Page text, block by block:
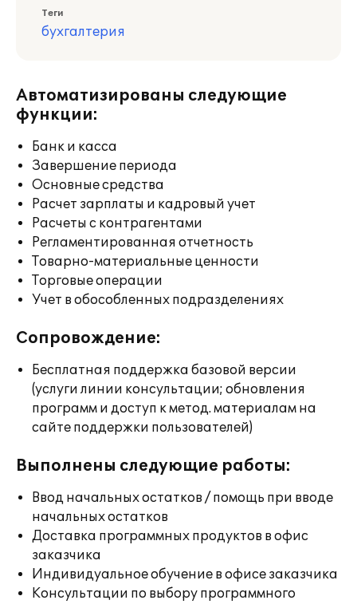
Теги
бухгалтерия
Автоматизированы следующие
функции:
Банк и касса
Завершение периода
Основные средства
Расчет зарплаты и кадровый учет
Расчеты с контрагентами
Регламентированная отчетность
Товарно-материальные ценности
Торговые операции
Учет в обособленных подразделениях
Сопровождение:
Бесплатная поддержка базовой версии
(услуги линии консультации; обновления
программ и доступ к метод. материалам на
сайте поддержки пользователей)
Выполнены следующие работы:
Ввод начальных остатков / помощь при вводе
начальных остатков
Доставка программных продуктов в офис
заказчика
Индивидуальное обучение в офисе заказчика
Консультации по выбору программного